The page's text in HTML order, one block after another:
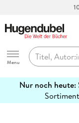
Hugendubel
Menu
Nur noch heute:
erfahren